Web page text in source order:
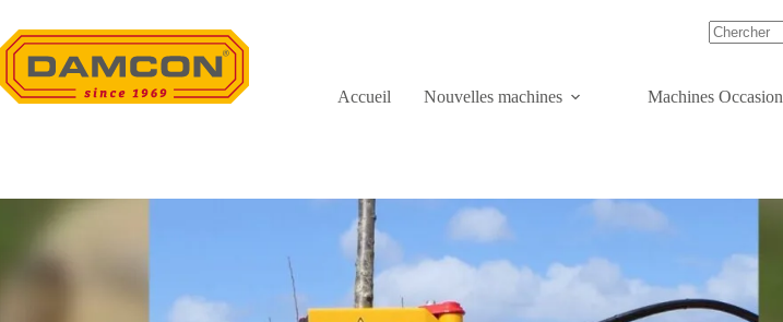
contenu
Accueil Nouvelles machines Machines Occasion